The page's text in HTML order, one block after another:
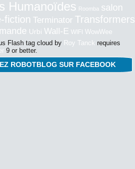
Humanoïdes Roomba salon
fiction Terminator Transformers
Urbi Wall-E WIFI WowWee
Flash tag cloud by Roy Tanck requires
9 or better.
ROBOTBLOG SUR FACEBOOK